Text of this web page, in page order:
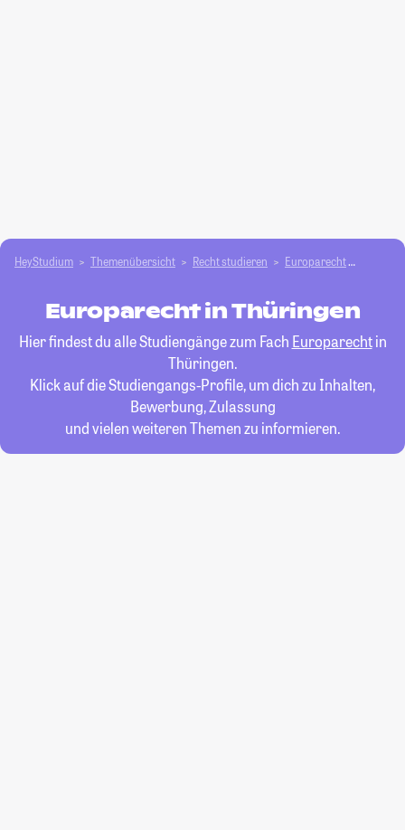
HeyStudium Themenübersicht Recht studieren Europarecht
Europarecht in Thüringen
Hier findest du alle Studiengänge zum Fach Europarechtin
Thüringen.
Klick auf die Studiengangs-Profile, um dich zu Inhalten,
Bewerbung, Zulassung
und vielen weiteren Themen zu informieren.